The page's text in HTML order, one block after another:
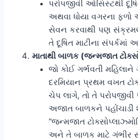
પરોપજીવી ઓસિસ્ટથી
અથવા ધોયા વગરના
સેવન કરવાથી પણ
તે દૂષિત માટીના સંપર્કમાં
માતાથી બાળક (જન્મજાત
જો કોઈ ગર્ભવતી મહિલાને
દરમિયાન પ્રથમ વખત
ચેપ લાગે, તો તે પરોપજીવી
અજાત બાળકને
“જન્મજાત
અને તે બાળક માટે ગંભીર